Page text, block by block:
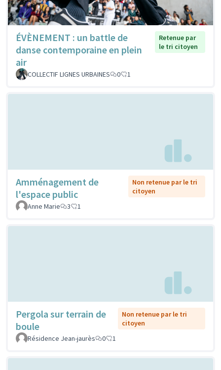
ÉVÈNEMENT : un battle de
danse contemporaine en plein
air
Retenue par
le tri citoyen
COLLECTIF LIGNES URBAINES 0 1
Amménagement de
l'espace public
Non retenue par le tri
citoyen
Anne Marie
3 1
Pergola sur terrain de
boule
Non retenue par le tri
citoyen
Résidence Jean-jaurès
0 1